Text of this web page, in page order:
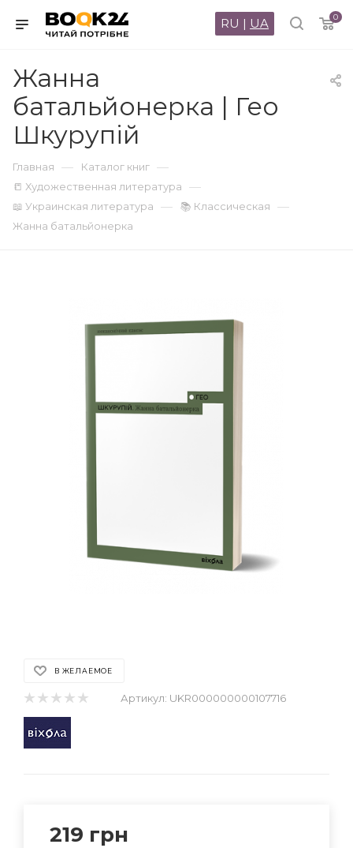
0
RU | UA
Жанна
батальйонерка | Гео
Шкурупій
Главная — Каталог книг —
📒 Художественная литература —
📖 Украинская литература — 📚 Классическая —
Жанна батальйонерка
В ЖЕЛАЕМОЕ
Артикул: UKR000000000107716
219 грн